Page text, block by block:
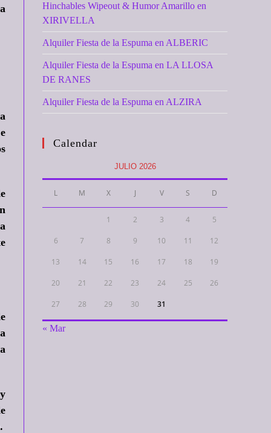
Hinchables Wipeout & Humor Amarillo en
XIRIVELLA
Alquiler Fiesta de la Espuma en ALBERIC
Alquiler Fiesta de la Espuma en LA LLOSA
DE RANES
Alquiler Fiesta de la Espuma en ALZIRA
Calendar
JULIO 2026
L M X J V S D
1 2 3 4 5
6 7 8 9 10 11 12
13 14 15 16 17 18 19
20 21 22 23 24 25 26
27 28 29 30 31
« Mar